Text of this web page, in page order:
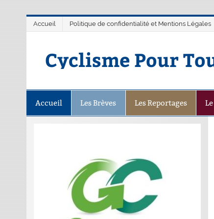
Accueil Politique de confidentialité et Mentions Légales
Cyclisme Pour
Accueil Les Brèves Les Reportages